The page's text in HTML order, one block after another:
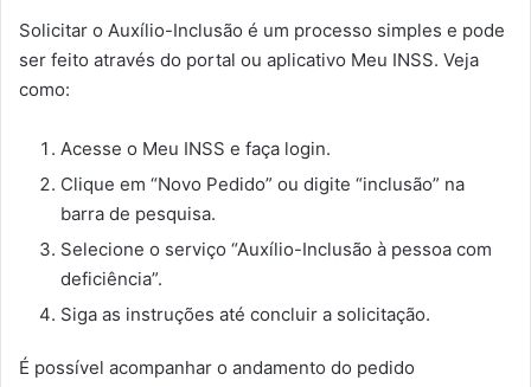
Solicitar o Auxílio-Inclusão é um processo simples e pode
ser feito através do portal ou aplicativo Meu INSS. Veja
como:
Acesse o Meu INSS e faça login.
Clique em “Novo Pedido” ou digite “inclusão” na
barra de pesquisa.
Selecione o serviço “Auxílio-Inclusão à pessoa com
deficiência”.
Siga as instruções até concluir a solicitação.
É possível acompanhar o andamento do pedido